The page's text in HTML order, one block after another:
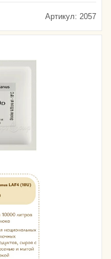
Артикул: 2057